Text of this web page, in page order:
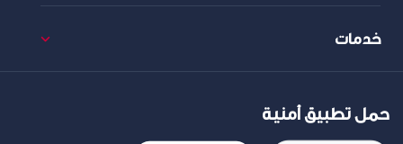
خدمات
حمل تطبيق أمنية